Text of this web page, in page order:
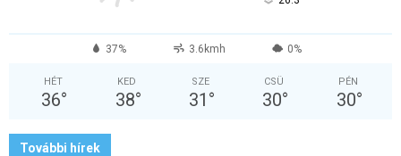
37% 3.6kmh 0%
HÉT
36°
KED
38°
SZE
31 °
CSÜ
30°
PÉN
30°
További hírek